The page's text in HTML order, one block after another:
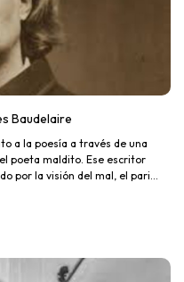
Baudelaire
a la poesía a través de una
poeta maldito. Ese escritor
por la visión del mal, el paria